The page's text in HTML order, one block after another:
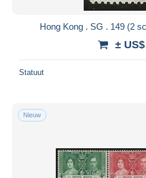
Hong Kong . SG . 149 (2
±
Statuut
Nieuw